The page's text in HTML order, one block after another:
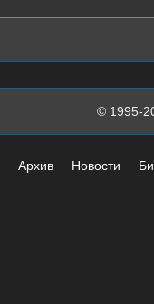
© 1995-
Архив Новости